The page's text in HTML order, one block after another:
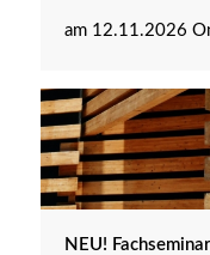
am 12.11.2026
NEU!